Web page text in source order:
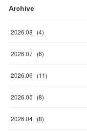
Archive
2026.08 (4)
2026.07 (6)
2026.06 (11)
2026.05 (8)
2026.04 (8)